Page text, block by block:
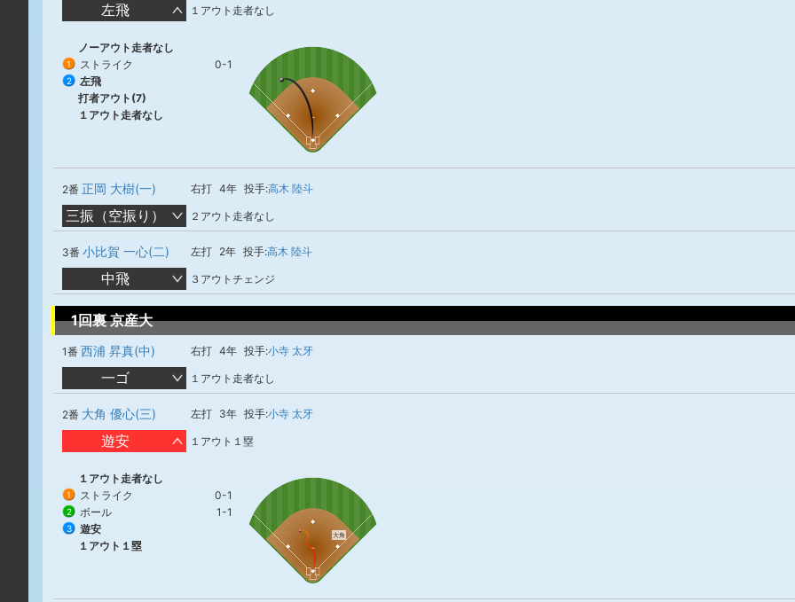
左飛 １アウト走者なし
ノーアウト走者なし
1 ストライク 0-1
2
左飛
打者アウト(7)
１アウト走者なし
2番 正岡 大樹(一) 右打 4年 投手:高木 陸斗
三振（空振り） ２アウト走者なし
3番 小比賀 一心(二) 左打 2年 投手:高木 陸斗
中飛 ３アウトチェンジ
1回裏 京産大
1番 西浦 昇真(中) 右打 4年 投手:小寺 太牙
一ゴ １アウト走者なし
2番 大角 優心(三) 左打 3年 投手:小寺 太牙
遊安 １アウト１塁
１アウト走者なし
1 ストライク 0-1
2 ボール 1-1
3
遊安
１アウト１塁
大角